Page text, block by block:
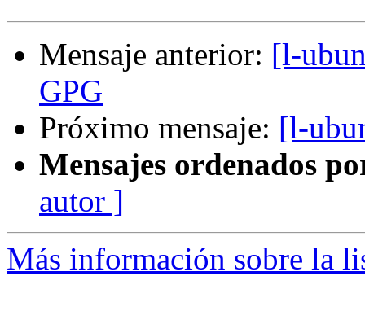
Mensaje anterior: [l-
GPG
Próximo mensaje: [l-
Mensajes ordenados
autor ]
Más información sobre la